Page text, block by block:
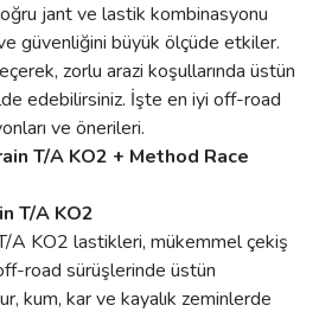
jant ve lastik kombinasyonu
ve güvenliğini büyük ölçüde etkiler.
zorlu arazi koşullarında üstün
edebilirsiniz. İşte en iyi off-road
ve önerileri.
T/A KO2 + Method Race
T/A KO2
A KO2 lastikleri, mükemmel çekiş
off-road sürüşlerinde üstün
kum, kar ve kayalık zeminlerde